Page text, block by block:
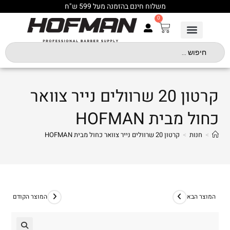
משלוח חינם בהזמנה מעל 599 ש"ח
0
קרטון 20 שרוולים נייר צוואר
כחול מבית HOFMAN
> חנות > קרטון 20 שרוולים נייר צוואר כחול מבית HOFMAN
המוצר הקודם המוצר הבא